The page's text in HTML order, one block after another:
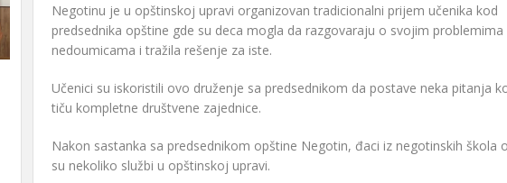
Negotinu je u opštinskoj upravi organizovan tradicionalni prijem učenika kod
predsednika opštine gde su deca mogla da razgovaraju o svojim problemima
nedoumicama i tražila rešenje za iste.
Učenici su iskoristili ovo druženje sa predsednikom da postave neka pitanja
tiču kompletne društvene zajednice.
Nakon sastanka sa predsednikom opštine Negotin, đaci iz negotinskih škola
su nekoliko službi u opštinskoj upravi.